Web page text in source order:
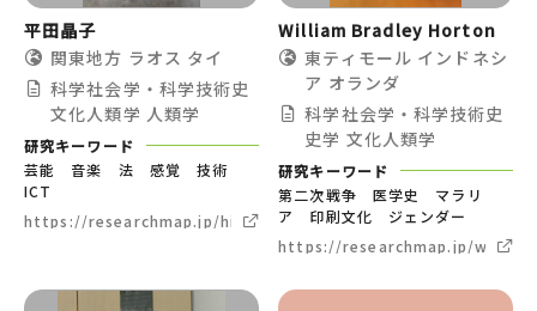
平田晶子
関東地方 ラオス タイ
科学社会学・科学技術史
文化人類学 人類学
研究キーワード
芸能 音楽 法 感覚 技術
ICT
https://researchmap.jp/hiratakiko
William Bradley Horton
東ティモール インドネシ
ア オランダ
科学社会学・科学技術史
史学 文化人類学
研究キーワード
第二次戦争 医学史 マラリ
ア 印刷文化 ジェンダー
https://researchmap.jp/